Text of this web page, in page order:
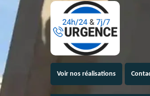
Voir nos réalisations